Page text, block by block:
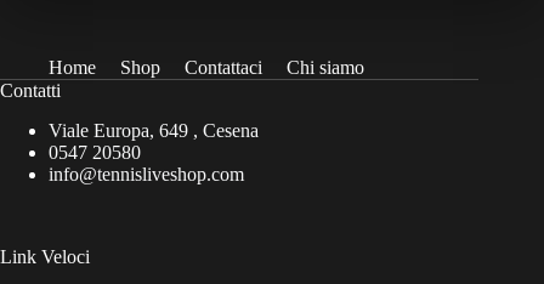
Home Shop Contattaci
Chi siamo
Contatti
Viale Europa, 649 , Cesena
0547 20580
info@tennisliveshop.com
Link Veloci